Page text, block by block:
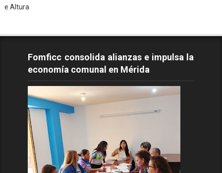
Fomficc consolida alianzas e impulsa la
economía comunal en Mérida